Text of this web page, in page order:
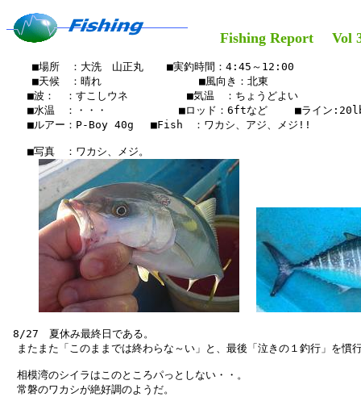
Fishing Report Vol
    ■場所　：大洗　山正丸　  ■実釣時間：4:45～12:00
    ■天候　：晴れ　　   　    　　■風向き：北東
■波：　：すこしウネ　　　　 　■気温　：ちょうどよい
■水温　：・・・　　　　   　■ロッド：6ftなど 　　■ライン
■ルアー：P-Boy 40g　 ■Fish　：ワカシ、アジ、メジ!!
■写真　：ワカシ、メジ。
8/27　夏休み最終日である。
またまた「このままでは終わらな～い」と、最後「泣きの１釣行」を慣
相模湾のシイラはこのところパっとしない・・。
常磐のワカシが絶好調のようだ。